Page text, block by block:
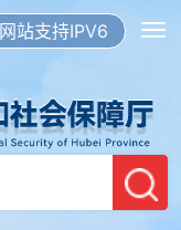
网站支持IPV6